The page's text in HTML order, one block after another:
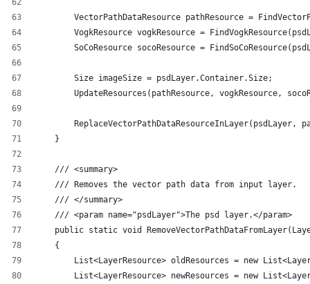
VectorPathDataResource pathResource =
VogkResource vogkResource =
SoCoResource socoResource =
        Size imageSize = psdLayer.Container.Size;
UpdateResources(pathResource, vogkResource,
ReplaceVectorPathDataResourceInLayer(psdLayer,
    }
    /// <summary>
    /// Removes the vector path data from input layer.
    /// </summary>
    /// <param name="psdLayer">The psd layer.</param>
public static void
    {
List<LayerResource> oldResources = new
List<LayerResource> newResources = new